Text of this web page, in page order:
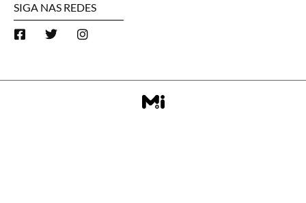
SIGA NAS REDES